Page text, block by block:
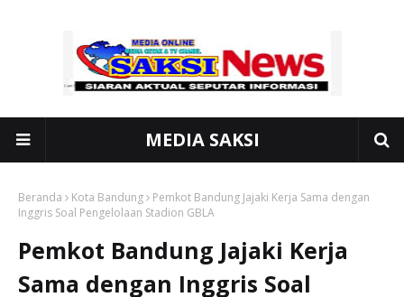
MEDIA SAKSI
Beranda Kota Bandung
Pemkot Bandung Jajaki Kerja Sama dengan
Inggris Soal Pengelolaan Stadion GBLA
Pemkot Bandung Jajaki Kerja
Sama dengan Inggris Soal